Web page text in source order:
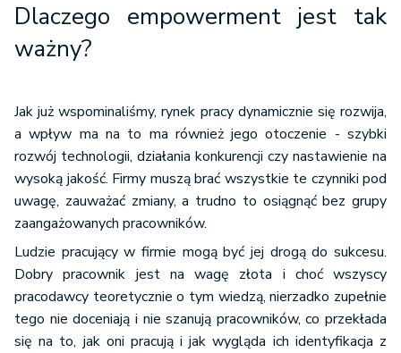
Dlaczego empowerment jest tak
ważny?
Jak już wspominaliśmy, rynek pracy dynamicznie się rozwija,
a wpływ ma na to ma również jego otoczenie - szybki
rozwój technologii, działania konkurencji czy nastawienie na
wysoką jakość. Firmy muszą brać wszystkie te czynniki pod
uwagę, zauważać zmiany, a trudno to osiągnąć bez grupy
zaangażowanych pracowników.
Ludzie pracujący w firmie mogą być jej drogą do sukcesu.
Dobry pracownik jest na wagę złota i choć wszyscy
pracodawcy teoretycznie o tym wiedzą, nierzadko zupełnie
tego nie doceniają i nie szanują pracowników, co przekłada
się na to, jak oni pracują i jak wygląda ich identyfikacja z